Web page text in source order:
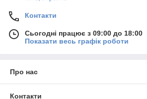
Контакти
Сьогодні працює з 09:00 до 18:00
Показати весь графік роботи
Про нас
Контакти